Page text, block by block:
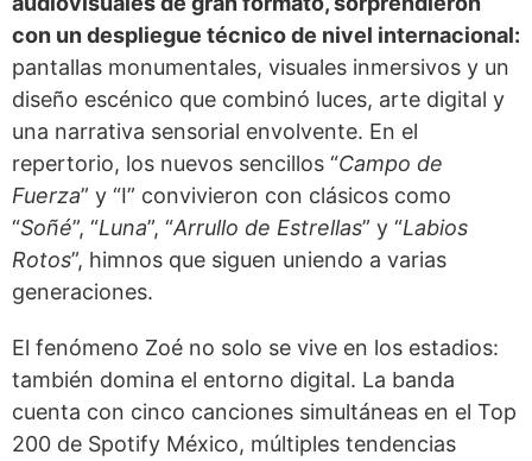
con un despliegue técnico de nivel internacional:
pantallas monumentales, visuales inmersivos y un
diseño escénico que combinó luces, arte digital y
una narrativa sensorial envolvente. En el
repertorio, los nuevos sencillos “Campo de
Fuerza” y “I” convivieron con clásicos como
“Soñé”, “Luna”, “Arrullo de Estrellas” y “Labios
Rotos”, himnos que siguen uniendo a varias
generaciones.
El fenómeno Zoé no solo se vive en los estadios:
también domina el entorno digital. La banda
cuenta con cinco canciones simultáneas en el Top
200 de Spotify México, múltiples tendencias